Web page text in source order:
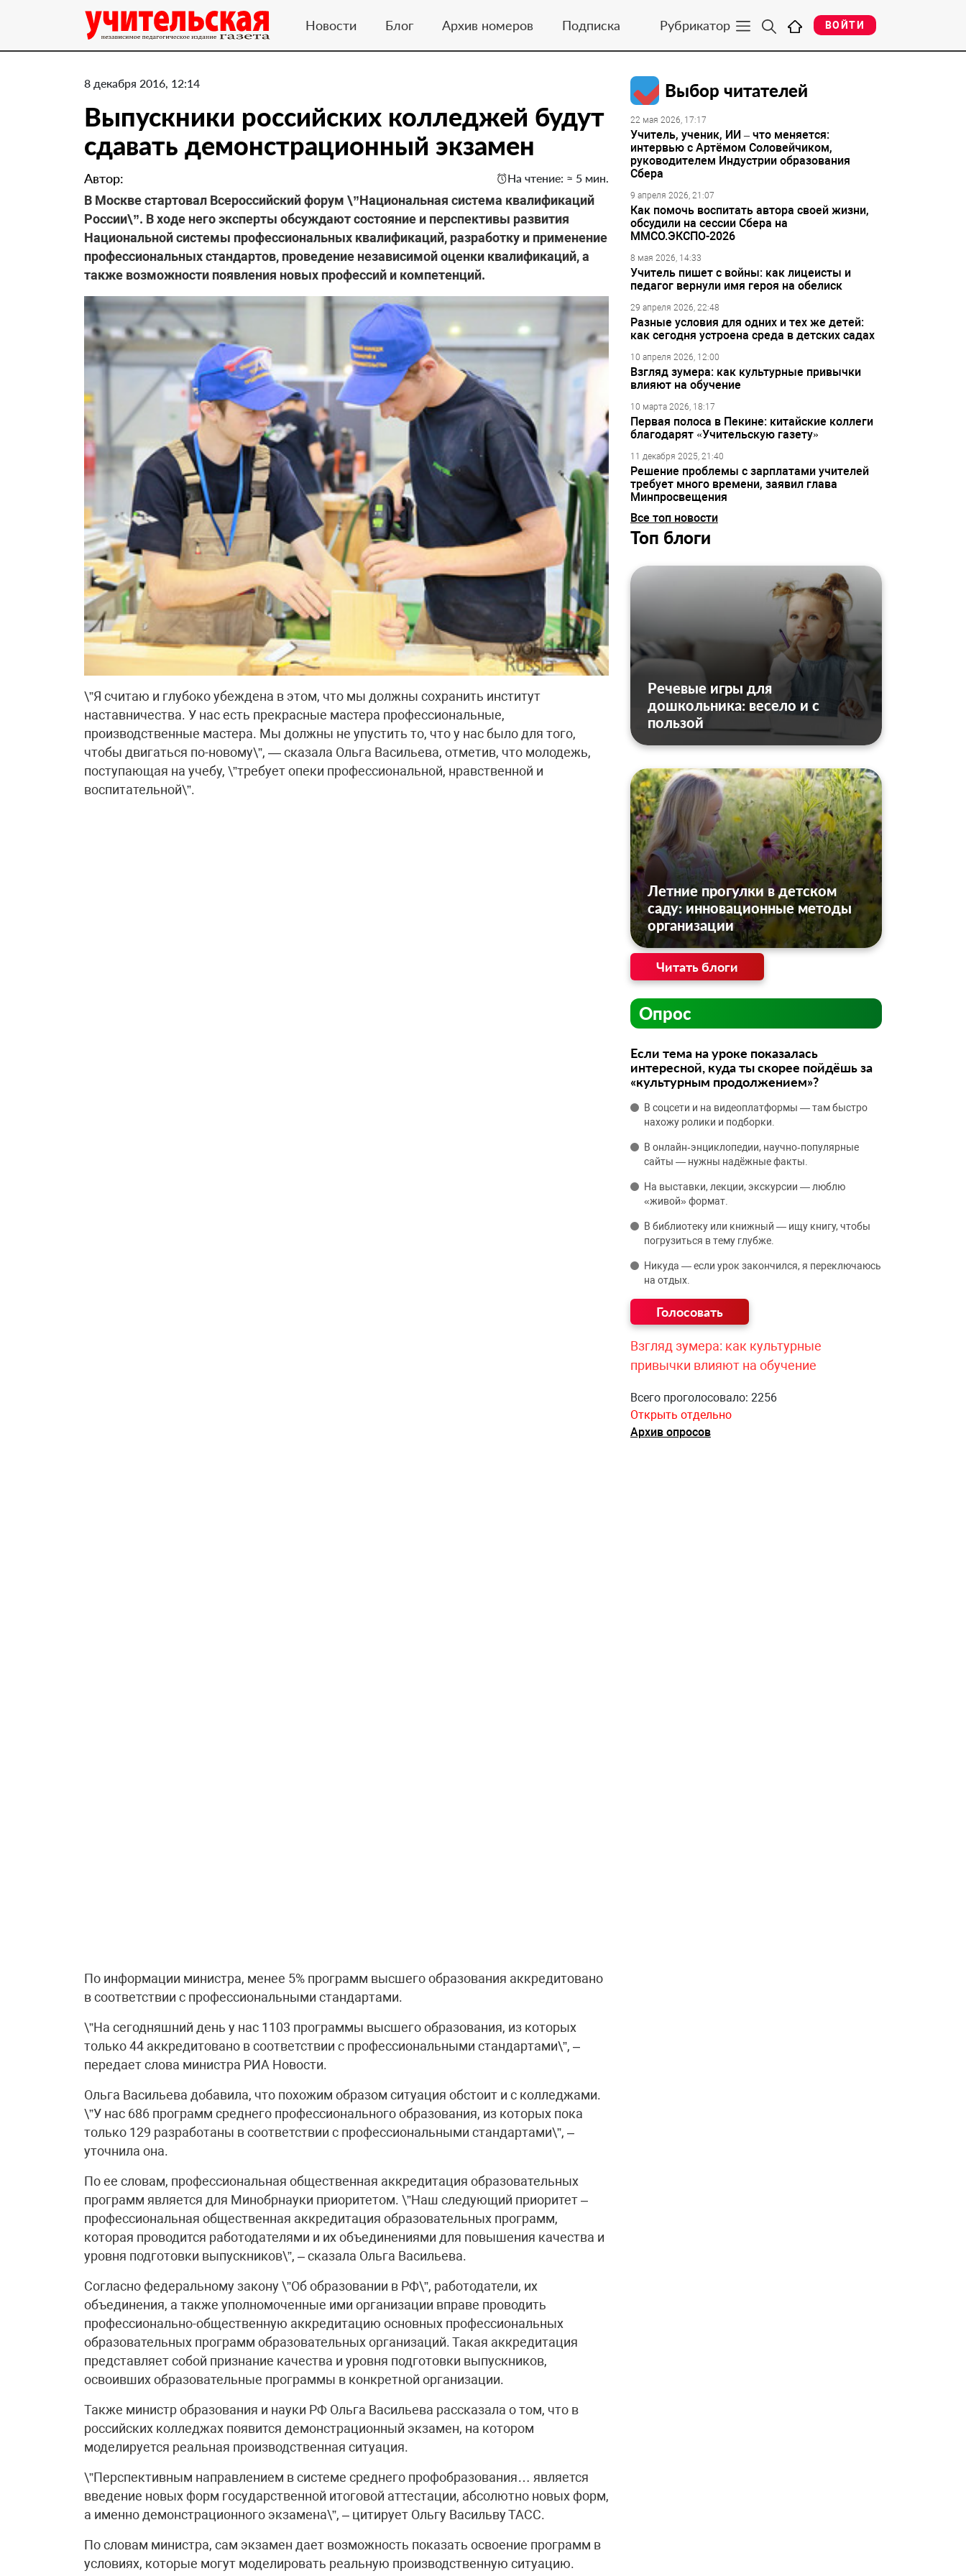
Новости Блог Архив номеров Подписка Рубрикатор ВОЙТИ
8 декабря 2016, 12:14
Выпускники российских колледжей будут
сдавать демонстрационный экзамен
Автор: На чтение: ≈ 5 мин.
В Москве стартовал Всероссийский форум \”Национальная система квалификаций
России\”. В ходе него эксперты обсуждают состояние и перспективы развития
Национальной системы профессиональных квалификаций, разработку и применение
профессиональных стандартов, проведение независимой оценки квалификаций, а
также возможности появления новых профессий и компетенций.
\”Я считаю и глубоко убеждена в этом, что мы должны сохранить институт
наставничества. У нас есть прекрасные мастера профессиональные,
производственные мастера. Мы должны не упустить то, что у нас было для того,
чтобы двигаться по-новому\”, — сказала Ольга Васильева, отметив, что молодежь,
поступающая на учебу, \”требует опеки профессиональной, нравственной и
воспитательной\”.
По информации министра, менее 5% программ высшего образования аккредитовано
в соответствии с профессиональными стандартами.
\”На сегодняшний день у нас 1103 программы высшего образования, из которых
только 44 аккредитовано в соответствии с профессиональными стандартами\”, –
передает слова министра РИА Новости.
Ольга Васильева добавила, что похожим образом ситуация обстоит и с колледжами.
\”У нас 686 программ среднего профессионального образования, из которых пока
только 129 разработаны в соответствии с профессиональными стандартами\”, –
уточнила она.
По ее словам, профессиональная общественная аккредитация образовательных
программ является для Минобрнауки приоритетом. \”Наш следующий приоритет –
профессиональная общественная аккредитация образовательных программ,
которая проводится работодателями и их объединениями для повышения качества и
уровня подготовки выпускников\”, – сказала Ольга Васильева.
Согласно федеральному закону \”Об образовании в РФ\”, работодатели, их
объединения, а также уполномоченные ими организации вправе проводить
профессионально-общественную аккредитацию основных профессиональных
образовательных программ образовательных организаций. Такая аккредитация
представляет собой признание качества и уровня подготовки выпускников,
освоивших образовательные программы в конкретной организации.
Также министр образования и науки РФ Ольга Васильева рассказала о том, что в
российских колледжах появится демонстрационный экзамен, на котором
моделируется реальная производственная ситуация.
\”Перспективным направлением в системе среднего профобразования… является
введение новых форм государственной итоговой аттестации, абсолютно новых форм,
а именно демонстрационного экзамена\”, – цитирует Ольгу Васильву ТАСС.
По словам министра, сам экзамен дает возможность показать освоение программ в
условиях, которые могут моделировать реальную производственную ситуацию.
Выбор читателей
22 мая 2026, 17:17
Учитель, ученик, ИИ – что меняется:
интервью с Артёмом Соловейчиком,
руководителем Индустрии образования
Сбера
9 апреля 2026, 21:07
Как помочь воспитать автора своей жизни,
обсудили на сессии Сбера на
ММСО.ЭКСПО-2026
8 мая 2026, 14:33
Учитель пишет с войны: как лицеисты и
педагог вернули имя героя на обелиск
29 апреля 2026, 22:48
Разные условия для одних и тех же детей:
как сегодня устроена среда в детских садах
10 апреля 2026, 12:00
Взгляд зумера: как культурные привычки
влияют на обучение
10 марта 2026, 18:17
Первая полоса в Пекине: китайские коллеги
благодарят «Учительскую газету»
11 декабря 2025, 21:40
Решение проблемы с зарплатами учителей
требует много времени, заявил глава
Минпросвещения
Все топ новости
Топ блоги
Речевые игры для
дошкольника: весело и с
пользой
Летние прогулки в детском
саду: инновационные методы
организации
Читать блоги
Опрос
Если тема на уроке показалась
интересной, куда ты скорее пойдёшь за
«культурным продолжением»?
В соцсети и на видеоплатформы — там быстро
нахожу ролики и подборки.
В онлайн‑энциклопедии, научно‑популярные
сайты — нужны надёжные факты.
На выставки, лекции, экскурсии — люблю
«живой» формат.
В библиотеку или книжный — ищу книгу, чтобы
погрузиться в тему глубже.
Никуда — если урок закончился, я переключаюсь
на отдых.
Взгляд зумера: как культурные
привычки влияют на обучение
Всего проголосовало: 2256
Открыть отдельно
Архив опросов